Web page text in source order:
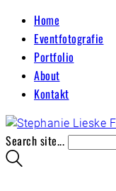
Home
Eventfotografie
Portfolio
About
Kontakt
Search site...